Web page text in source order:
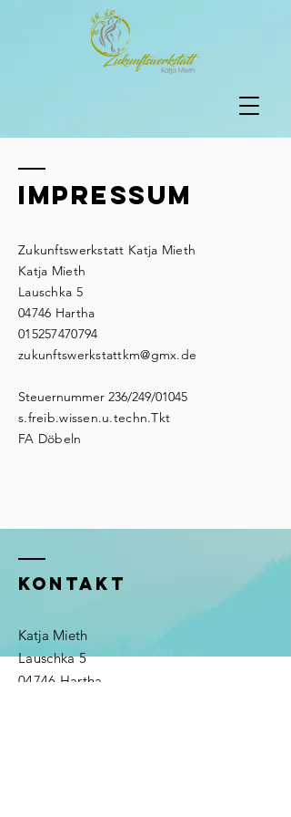
Impressum
Zukunftswerkstatt Katja Mieth
Katja Mieth
Lauschka 5
04746 Hartha
015257470794
zukunftswerkstattkm@gmx.de
Steuernummer 236/249/01045
s.freib.wissen.u.techn.Tkt
FA Döbeln
KONTAKT
Katja Mieth
Lauschka 5
04746 Hartha